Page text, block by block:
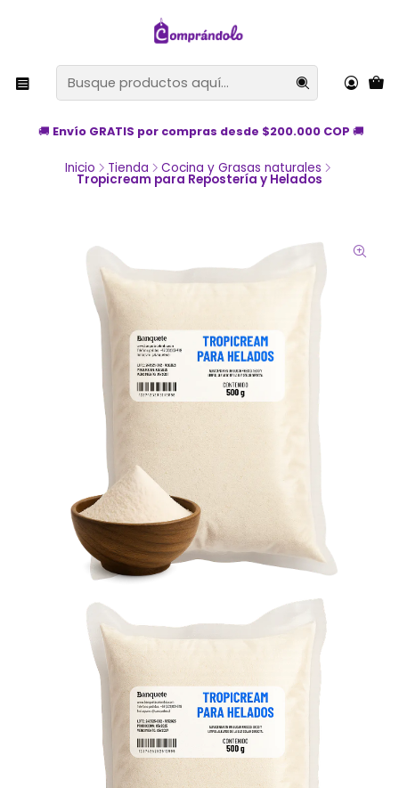
🚚 Envío GRATIS por compras desde $200.000 COP 🚚
Inicio Tienda Cocina y Grasas naturales
Tropicream para Repostería y Helados